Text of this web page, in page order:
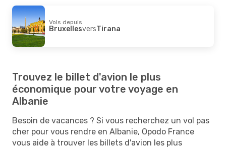
Vols depuis
BruxellesversTirana
Trouvez le billet d'avion le plus
économique pour votre voyage en
Albanie
Besoin de vacances ? Si vous recherchez un vol pas
cher pour vous rendre en Albanie, Opodo France
vous aide à trouver les billets d'avion les plus